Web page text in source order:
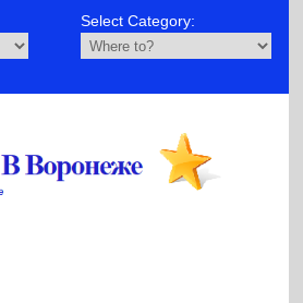
Select Category: